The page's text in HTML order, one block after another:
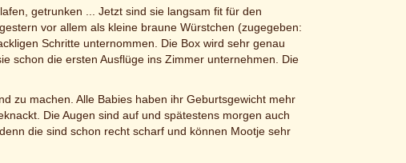
getrunken ... Jetzt sind sie langsam fit für den
vor allem als kleine braune Würstchen (zugegeben:
Schritte unternommen. Die Box wird sehr genau
schon die ersten Ausflüge ins Zimmer unternehmen. Die
zu machen. Alle Babies haben ihr Geburtsgewicht mehr
Die Augen sind auf und spätestens morgen auch
die sind schon recht scharf und können Mootje sehr